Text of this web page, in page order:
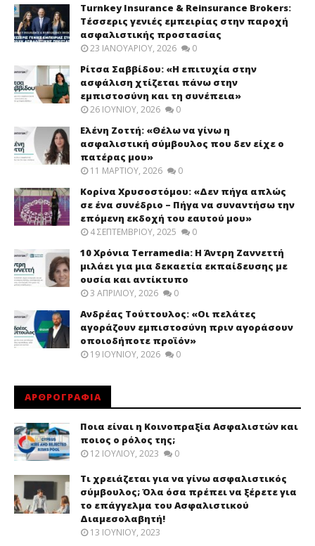
Turnkey Insurance & Reinsurance Brokers:
Τέσσερις γενιές εμπειρίας στην παροχή
ασφαλιστικής προστασίας
23 ΙΑΝΟΥΑΡΊΟΥ, 2026 0
Ρίτσα Σαββίδου: «Η επιτυχία στην
ασφάλιση χτίζεται πάνω στην
εμπιστοσύνη και τη συνέπεια»
26 ΙΟΥΝΊΟΥ, 2026 0
Ελένη Ζοττή: «Θέλω να γίνω η
ασφαλιστική σύμβουλος που δεν είχε ο
πατέρας μου»
11 ΜΑΡΤΊΟΥ, 2026 0
Κορίνα Χρυσοστόμου: «Δεν πήγα απλώς
σε ένα συνέδριο – Πήγα να συναντήσω την
επόμενη εκδοχή του εαυτού μου»
4 ΣΕΠΤΕΜΒΡΊΟΥ, 2025 0
10 Χρόνια Terramedia: Η Άντρη Ζαννεττή
μιλάει για μια δεκαετία εκπαίδευσης με
ουσία και αντίκτυπο
3 ΑΠΡΙΛΊΟΥ, 2026 0
Ανδρέας Τούττουλος: «Οι πελάτες
αγοράζουν εμπιστοσύνη πριν αγοράσουν
οποιοδήποτε προϊόν»
19 ΙΟΥΝΊΟΥ, 2026 0
ΑΡΘΡΟΓΡΑΦΙΑ
Ποια είναι η Κοινοπραξία Ασφαλιστών και
ποιος ο ρόλος της;
12 ΙΟΥΛΊΟΥ, 2023 0
Τι χρειάζεται για να γίνω ασφαλιστικός
σύμβουλος; Όλα όσα πρέπει να ξέρετε για
το επάγγελμα του Ασφαλιστικού
Διαμεσολαβητή!
13 ΙΟΥΝΊΟΥ, 2023